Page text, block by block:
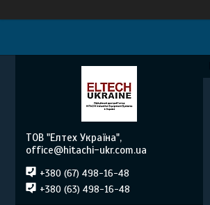
ТОВ "Елтех Україна",
office@hitachi-ukr.com.ua
+380 (67) 498-16-48
+380 (63) 498-16-48